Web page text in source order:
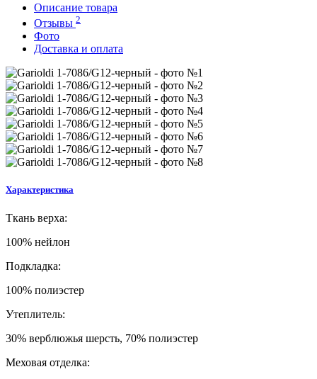
Описание товара
Отзывы 2
Фото
Доставка и оплата
Характеристика
Ткань верха:
100% нейлон
Подкладка:
100% полиэстер
Утеплитель:
30% верблюжья шерсть, 70% полиэстер
Меховая отделка: